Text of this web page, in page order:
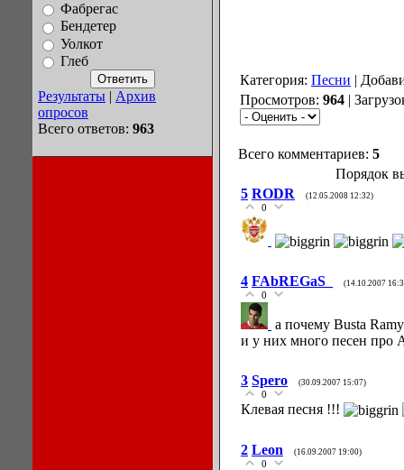
Фабрегас
Бендетер
Уолкот
Глеб
Результаты | Архив
опросов
Всего ответов: 963
Категория: Песни |
Просмотров: 964 |
Всего комментариев: 5
Порядок
5 RODR (12.05.2008 12:32)
0
4 FAbREGaS_ (14.10.2007
0
а почему Busta
и у них много песен про
3 Spero (30.09.2007 15:07)
0
Клевая песня !!!
2 Leon (16.09.2007 19:00)
0